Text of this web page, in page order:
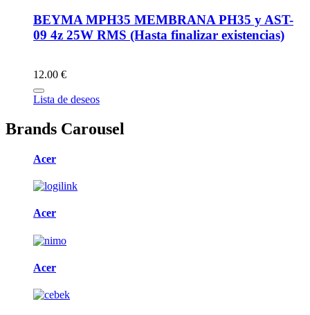
BEYMA MPH35 MEMBRANA PH35 y AST-
09 4z 25W RMS (Hasta finalizar existencias)
12.00 €
Lista de deseos
Brands Carousel
Acer
Acer
Acer